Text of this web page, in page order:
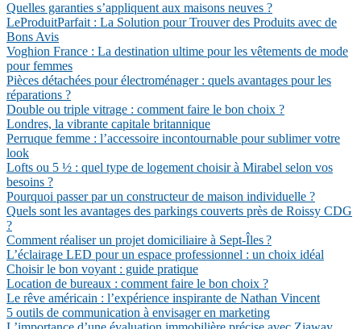
Quelles garanties s’appliquent aux maisons neuves ?
LeProduitParfait : La Solution pour Trouver des Produits avec de
Bons Avis
Voghion France : La destination ultime pour les vêtements de mode
pour femmes
Pièces détachées pour électroménager : quels avantages pour les
réparations ?
Double ou triple vitrage : comment faire le bon choix ?
Londres, la vibrante capitale britannique
Perruque femme : l’accessoire incontournable pour sublimer votre
look
Lofts ou 5 ½ : quel type de logement choisir à Mirabel selon vos
besoins ?
Pourquoi passer par un constructeur de maison individuelle ?
Quels sont les avantages des parkings couverts près de Roissy CDG
?
Comment réaliser un projet domiciliaire à Sept-Îles ?
L’éclairage LED pour un espace professionnel : un choix idéal
Choisir le bon voyant : guide pratique
Location de bureaux : comment faire le bon choix ?
Le rêve américain : l’expérience inspirante de Nathan Vincent
5 outils de communication à envisager en marketing